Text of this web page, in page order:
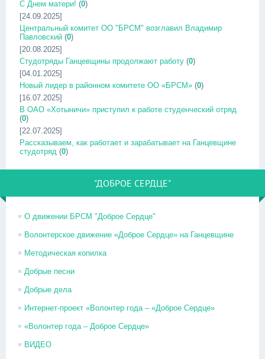
С Днем матери! (0)
[24.09.2025]
Центральный комитет ОО "БРСМ" возглавил Владимир
Павловский (0)
[20.08.2025]
Студотряды Ганцевщины продолжают работу (0)
[04.01.2025]
Новый лидер в районном комитете ОО «БРСМ» (0)
[16.07.2025]
В ОАО «Хотыничи» приступил к работе студенческий отряд
(0)
[22.07.2025]
Рассказываем, как работает и зарабатывает на Ганцевщине
студотряд (0)
"ДОБРОЕ СЕРДЦЕ"
О движении БРСМ "Доброе Сердце"
Волонтерское движение «Доброе Сердце» на Ганцевщине
Методическая копилка
Добрые песни
Добрые дела
Интернет-проект «Волонтер года – «Доброе Сердце»
«Волонтер года – Доброе Сердце»
ВИДЕО